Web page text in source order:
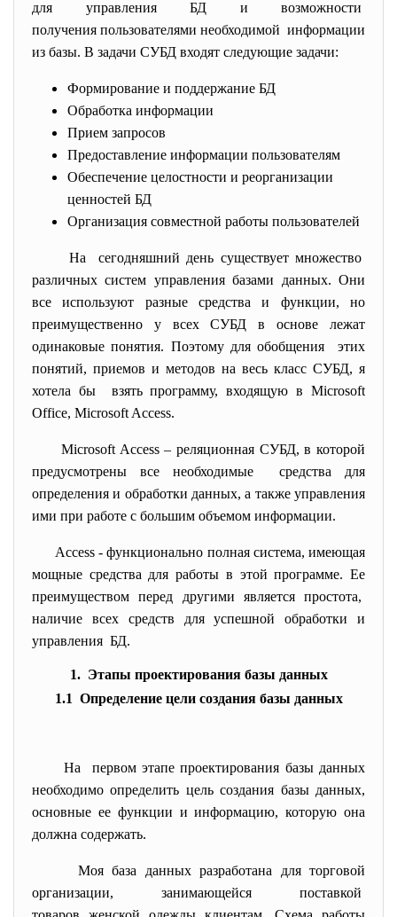
для управления БД и возможности
получения пользователями необходимой информации
из базы. В задачи СУБД входят следующие задачи:
Формирование и поддержание БД
Обработка информации
Прием запросов
Предоставление информации пользователям
Обеспечение целостности и реорганизации
ценностей БД
Организация совместной работы пользователей
На сегодняшний день существует множество
различных систем управления базами данных. Они
все используют разные средства и функции, но
преимущественно у всех СУБД в основе лежат
одинаковые понятия. Поэтому для обобщения этих
понятий, приемов и методов на весь класс СУБД, я
хотела бы взять программу, входящую в Microsoft
Office, Microsoft Access.
Microsoft Access – реляционная СУБД, в которой
предусмотрены все необходимые средства для
определения и обработки данных, а также управления
ими при работе с большим объемом информации.
Access - функционально полная система, имеющая
мощные средства для работы в этой программе. Ее
преимуществом перед другими является простота,
наличие всех средств для успешной обработки и
управления БД.
1. Этапы проектирования базы данных
1.1 Определение цели создания базы данных
На первом этапе проектирования базы данных
необходимо определить цель создания базы данных,
основные ее функции и информацию, которую она
должна содержать.
Моя база данных разработана для торговой
организации, занимающейся поставкой